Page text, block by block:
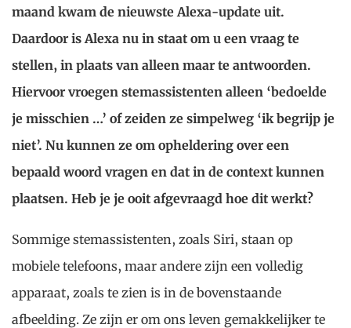
maand kwam de nieuwste Alexa-update uit.
Daardoor is Alexa nu in staat om u een vraag te
stellen, in plaats van alleen maar te antwoorden.
Hiervoor vroegen stemassistenten alleen ‘bedoelde
je misschien …’ of zeiden ze simpelweg ‘ik begrijp je
niet’. Nu kunnen ze om opheldering over een
bepaald woord vragen en dat in de context kunnen
plaatsen. Heb je je ooit afgevraagd hoe dit werkt?
Sommige stemassistenten, zoals Siri, staan op
mobiele telefoons, maar andere zijn een volledig
apparaat, zoals te zien is in de bovenstaande
afbeelding. Ze zijn er om ons leven gemakkelijker te